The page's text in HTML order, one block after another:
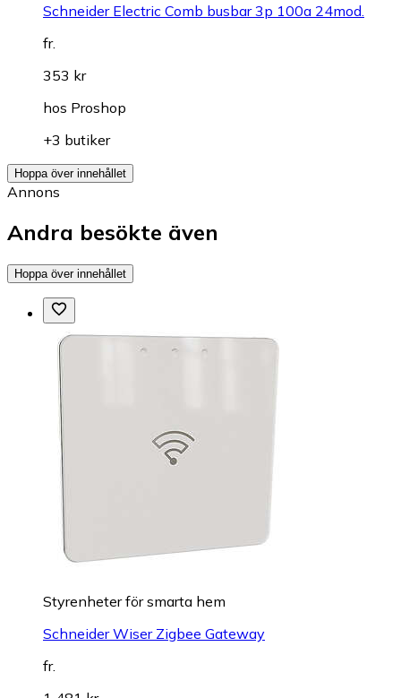
Schneider Electric Comb busbar 3p 100a 24mod.
fr.
353 kr
hos Proshop
+3 butiker
Hoppa över innehållet
Annons
Andra besökte även
Hoppa över innehållet
Styrenheter för smarta hem
Schneider Wiser Zigbee Gateway
fr.